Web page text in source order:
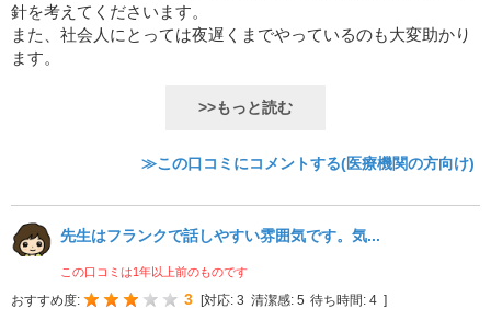
針を考えてくださいます。
また、社会人にとっては夜遅くまでやっているのも大変助かり
ます。
>>もっと読む
≫この口コミにコメントする(医療機関の方向け)
先生はフランクで話しやすい雰囲気です。気...
この口コミは1年以上前のものです
おすすめ度: 3 [対応: 3 清潔感: 5 待ち時間: 4 ]